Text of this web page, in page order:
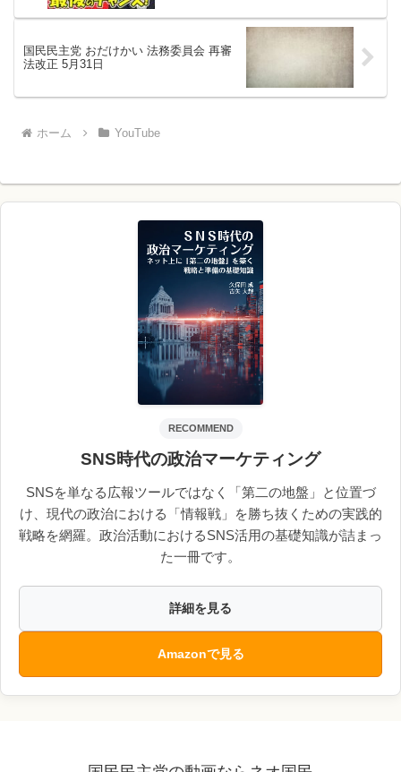
国民民主党 おだけかい 法務委員会 再審
法改正 5月31日
ホーム YouTube
RECOMMEND
SNS時代の政治マーケティング
SNSを単なる広報ツールではなく「第二の地盤」と位置づ
け、現代の政治における「情報戦」を勝ち抜くための実践的
戦略を網羅。政治活動におけるSNS活用の基礎知識が詰まっ
た一冊です。
詳細を見る
Amazonで見る